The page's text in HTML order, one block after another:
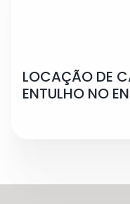
LOCAÇÃO DE
ENTULHO NO